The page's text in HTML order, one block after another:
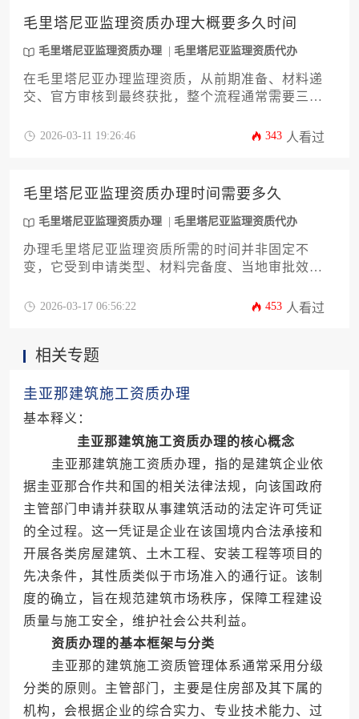
成本的关键。
毛里塔尼亚监理资质办理大概要多久时间
毛里塔尼亚监理资质办理 毛里塔尼亚监理资质代办
在毛里塔尼亚办理监理资质，从前期准备、材料递
交、官方审核到最终获批，整个流程通常需要三至
度及当地审批效率等多重因素影响。
2026-03-11 19:26:46 343 人看过
毛里塔尼亚监理资质办理时间需要多久
毛里塔尼亚监理资质办理 毛里塔尼亚监理资质代办
办理毛里塔尼亚监理资质所需的时间并非固定不
变，它受到申请类型、材料完备度、当地审批效率
常情况下，从启动申请到最终获批，整个周期可能
2026-03-17 06:56:22 453 人看过
相关专题
圭亚那建筑施工资质办理
基本释义：
圭亚那建筑施工资质办理的核心概念
圭亚那建筑施工资质办理，指的是建筑企业依
据圭亚那合作共和国的相关法律法规，向该国政府
主管部门申请并获取从事建筑活动的法定许可凭证
的全过程。这一凭证是企业在该国境内合法承接和
开展各类房屋建筑、土木工程、安装工程等项目的
先决条件，其性质类似于市场准入的通行证。该制
度的确立，旨在规范建筑市场秩序，保障工程建设
质量与施工安全，维护社会公共利益。
资质办理的基本框架与分类
圭亚那的建筑施工资质管理体系通常采用分级
分类的原则。主管部门，主要是住房部及其下属的
机构，会根据企业的综合实力、专业技术能力、过